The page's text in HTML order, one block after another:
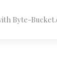
Byte-